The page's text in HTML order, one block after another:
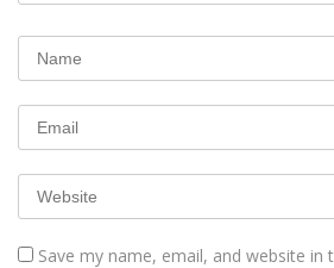
Save my name, email, and website in